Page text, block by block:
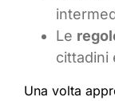
Le
cittadini
Una volta